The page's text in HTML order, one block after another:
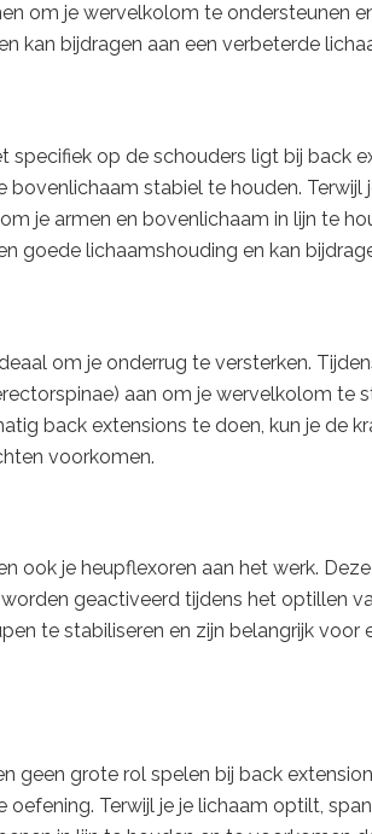
om je wervelkolom te ondersteunen
kan bijdragen aan een verbeterde
specifiek op de schouders ligt bij back
bovenlichaam stabiel te houden. Terwijl
je armen en bovenlichaam in lijn te
goede lichaamshouding en kan
om je onderrug te versterken.
aan om je wervelkolom te
back extensions te doen, kun je de
voorkomen.
ook je heupflexoren aan het werk.
geactiveerd tijdens het optillen
te stabiliseren en zijn belangrijk
geen grote rol spelen bij back
oefening. Terwijl je je lichaam optilt,